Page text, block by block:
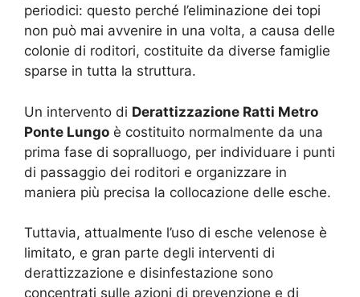
periodici: questo perché l’eliminazione dei topi
non può mai avvenire in una volta, a causa delle
colonie di roditori, costituite da diverse famiglie
sparse in tutta la struttura.
Un intervento di Derattizzazione Ratti Metro
Ponte Lungo è costituito normalmente da una
prima fase di sopralluogo, per individuare i punti
di passaggio dei roditori e organizzare in
maniera più precisa la collocazione delle esche.
Tuttavia, attualmente l’uso di esche velenose è
limitato, e gran parte degli interventi di
derattizzazione e disinfestazione sono
concentrati sulle azioni di prevenzione e di